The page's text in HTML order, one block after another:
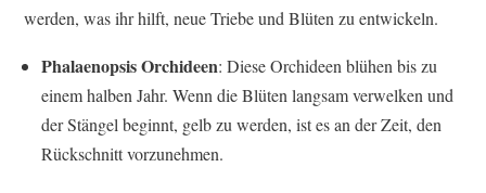
werden, was ihr hilft, neue Triebe und Blüten zu entwickeln.
Phalaenopsis Orchideen: Diese Orchideen blühen bis zu
einem halben Jahr. Wenn die Blüten langsam verwelken und
der Stängel beginnt, gelb zu werden, ist es an der Zeit, den
Rückschnitt vorzunehmen.